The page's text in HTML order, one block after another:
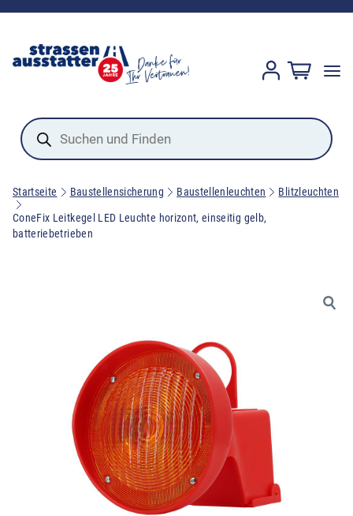
Products
search
Startseite Baustellensicherung Baustellenleuchten Blitzleuchten
ConeFix Leitkegel LED Leuchte horizont, einseitig gelb,
batteriebetrieben